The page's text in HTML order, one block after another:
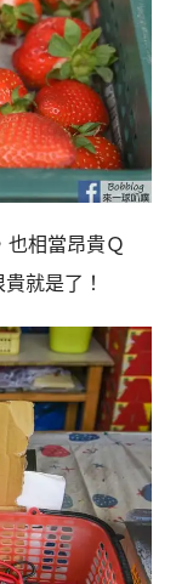
也相當昂貴Ｑ
就是了！